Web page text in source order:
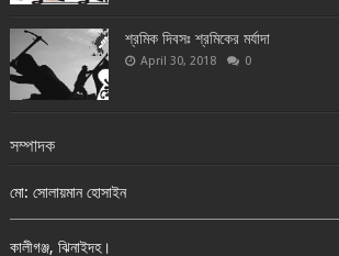
শ্রমিক দিবসঃ শ্রমিকের মর্যাদা
April 30, 2018 0
সম্পাদক
মো: সোলায়মান হোসাইন
কালীগঞ্জ, ঝিনাইদহ।